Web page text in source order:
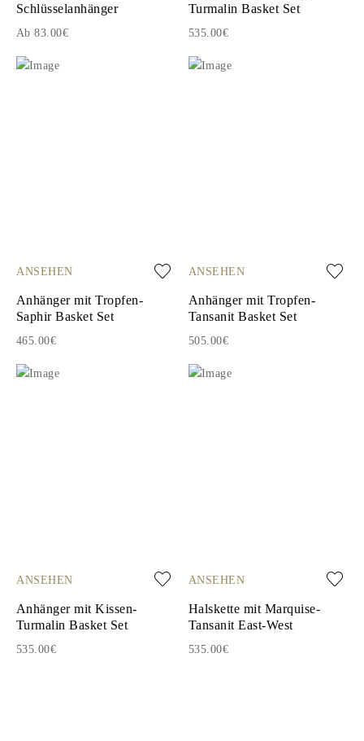
Schlüsselanhänger
Ab 83.00€
Turmalin Basket Set
535.00€
ANSEHEN
Anhänger mit Tropfen-
Saphir Basket Set
465.00€
ANSEHEN
Anhänger mit Tropfen-
Tansanit Basket Set
505.00€
ANSEHEN
Anhänger mit Kissen-
Turmalin Basket Set
535.00€
ANSEHEN
Halskette mit Marquise-
Tansanit East-West
535.00€